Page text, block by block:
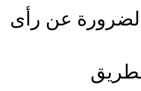
بالضرورة عن رأى